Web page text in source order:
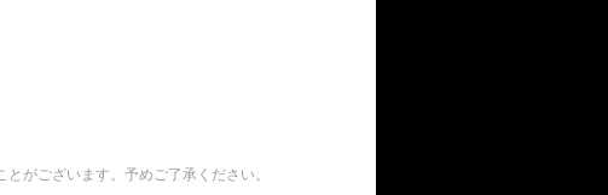
がございます。予めご了承ください。